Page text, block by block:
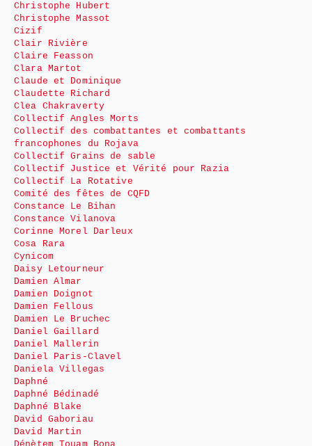
Christophe Hubert
Christophe Massot
Cizif
Clair Rivière
Claire Feasson
Clara Martot
Claude et Dominique
Claudette Richard
Clea Chakraverty
Collectif Angles Morts
Collectif des combattantes et combattants
francophones du Rojava
Collectif Grains de sable
Collectif Justice et Vérité pour Razia
Collectif La Rotative
Comité des fêtes de CQFD
Constance Le Bihan
Constance Vilanova
Corinne Morel Darleux
Cosa Rara
Cynicom
Daisy Letourneur
Damien Almar
Damien Doignot
Damien Fellous
Damien Le Bruchec
Daniel Gaillard
Daniel Mallerin
Daniel Paris-Clavel
Daniela Villegas
Daphné
Daphné Bédinadé
Daphné Blake
David Gaboriau
David Martin